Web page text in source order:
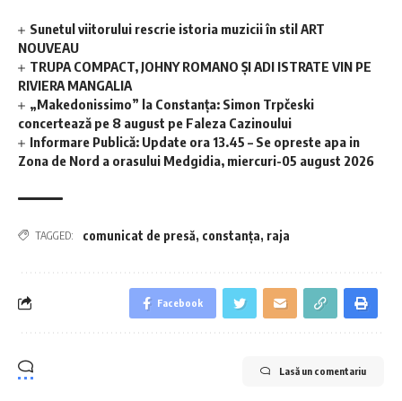
Sunetul viitorului rescrie istoria muzicii în stil ART
NOUVEAU
TRUPA COMPACT, JOHNY ROMANO ȘI ADI ISTRATE VIN PE
RIVIERA MANGALIA
„Makedonissimo” la Constanța: Simon Trpčeski
concertează pe 8 august pe Faleza Cazinoului
Informare Publică: Update ora 13.45 – Se opreste apa in
Zona de Nord a orasului Medgidia, miercuri-05 august 2026
TAGGED: comunicat de presă, constanța, raja
Facebook
Lasă un comentariu